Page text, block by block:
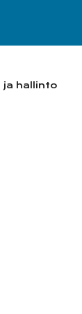
ja hallinto